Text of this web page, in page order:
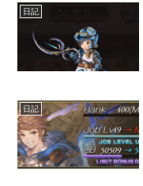
日記
日記